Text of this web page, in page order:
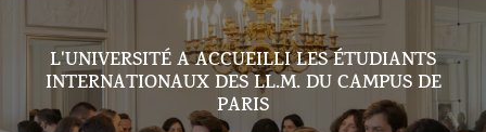
L'UNIVERSITÉ A ACCUEILLI LES ÉTUDIANTS
INTERNATIONAUX DES LL.M. DU CAMPUS DE
PARIS